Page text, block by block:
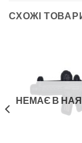
СХОЖІ
НЕМАЄ В